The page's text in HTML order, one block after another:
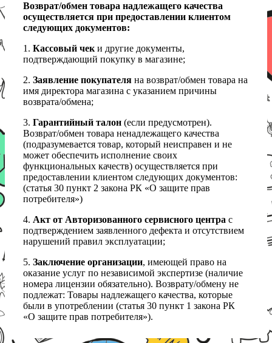
Возврат/обмен товара надлежащего качества
осуществляется при предоставлении клиентом
следующих документов:
1. Кассовый чеки другие документы,
подтверждающий покупку в магазине;
2. Заявление покупателя на возврат/обмен товара на
имя директора магазина с указанием причины
возврата/обмена;
3. Гарантийный талон (если предусмотрен).
Возврат/обмен товара ненадлежащего качества
(подразумевается товар, который неисправен и не
может обеспечить исполнение своих
функциональных качеств) осуществляется при
предоставлении клиентом следующих документов:
(статья 30 пункт 2 закона РК «О защите прав
потребителя»)
4. Акт от Авторизованного сервисного центра с
подтверждением заявленного дефекта и отсутствием
нарушений правил эксплуатации;
5. Заключение организации, имеющей право на
оказание услуг по независимой экспертизе (наличие
номера лицензии обязательно). Возврату/обмену не
подлежат: Товары надлежащего качества, которые
были в употреблении (статья 30 пункт 1 закона РК
«О защите прав потребителя»).